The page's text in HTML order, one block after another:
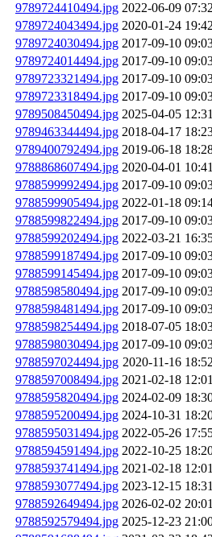
9789724410494.jpg 2022-06-09
9789724043494.jpg 2020-01-24
9789724030494.jpg 2017-09-10
9789724014494.jpg 2017-09-10
9789723321494.jpg 2017-09-10
9789723318494.jpg 2017-09-10
9789508450494.jpg 2025-04-05 12:31
9789463344494.jpg 2018-04-17
9789400792494.jpg 2019-06-18
9788868607494.jpg 2020-04-01 10:41
9788599992494.jpg 2017-09-10
9788599905494.jpg 2022-01-18
9788599822494.jpg 2017-09-10
9788599202494.jpg 2022-03-21
9788599187494.jpg 2017-09-10
9788599145494.jpg 2017-09-10
9788598580494.jpg 2017-09-10
9788598481494.jpg 2017-09-10
9788598254494.jpg 2018-07-05
9788598030494.jpg 2017-09-10
9788597024494.jpg 2020-11-16
9788597008494.jpg 2021-02-18 12:01
9788595820494.jpg 2024-02-09
9788595200494.jpg 2024-10-31
9788595031494.jpg 2022-05-26
9788594591494.jpg 2022-10-25
9788593741494.jpg 2021-02-18 12:01
9788593077494.jpg 2023-12-15 18:31
9788592649494.jpg 2026-02-02 20:01
9788592579494.jpg 2025-12-23